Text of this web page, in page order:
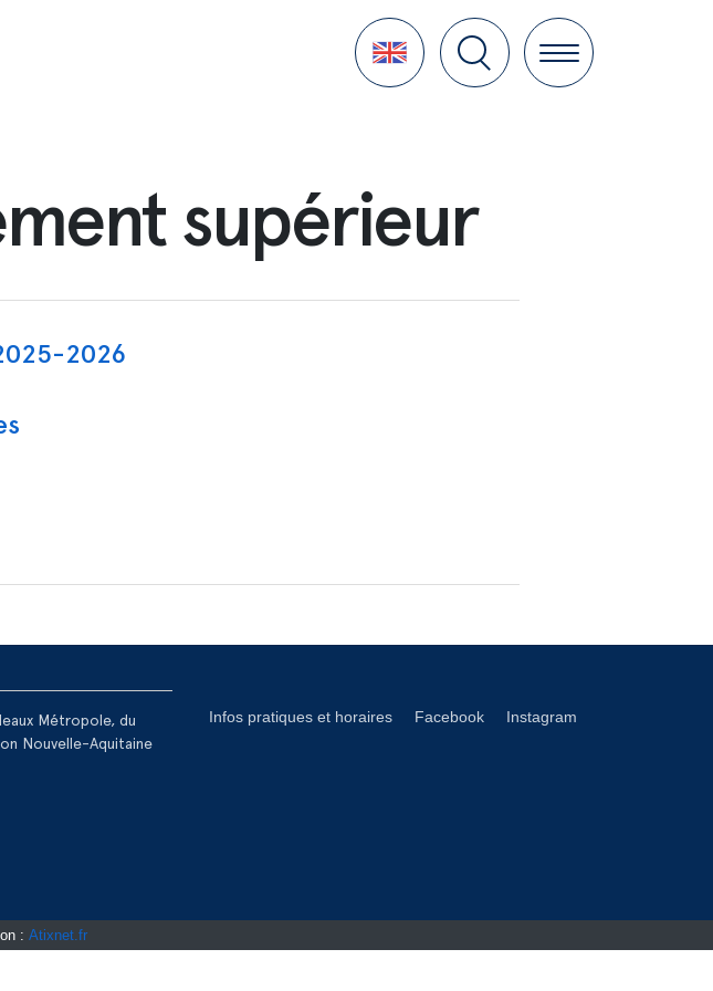
Language
supérieur
2026
Métropole, du
Nouvelle-Aquitaine
Réseaux footer
Infos pratiques et horaires Facebook Instagram
: Atixnet.fr